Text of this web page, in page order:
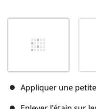
Appliquer une